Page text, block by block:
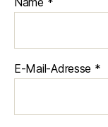
E-Mail-Adresse *